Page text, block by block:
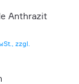
Anthrazit
zzgl.